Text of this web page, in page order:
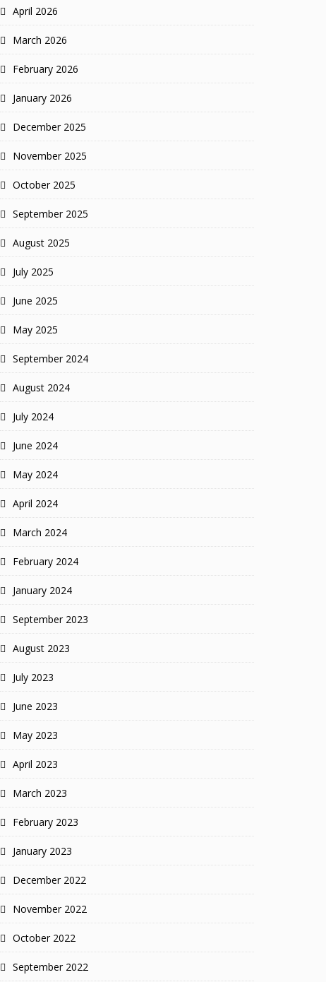
April 2026
March 2026
February 2026
January 2026
December 2025
November 2025
October 2025
September 2025
August 2025
July 2025
June 2025
May 2025
September 2024
August 2024
July 2024
June 2024
May 2024
April 2024
March 2024
February 2024
January 2024
September 2023
August 2023
July 2023
June 2023
May 2023
April 2023
March 2023
February 2023
January 2023
December 2022
November 2022
October 2022
September 2022